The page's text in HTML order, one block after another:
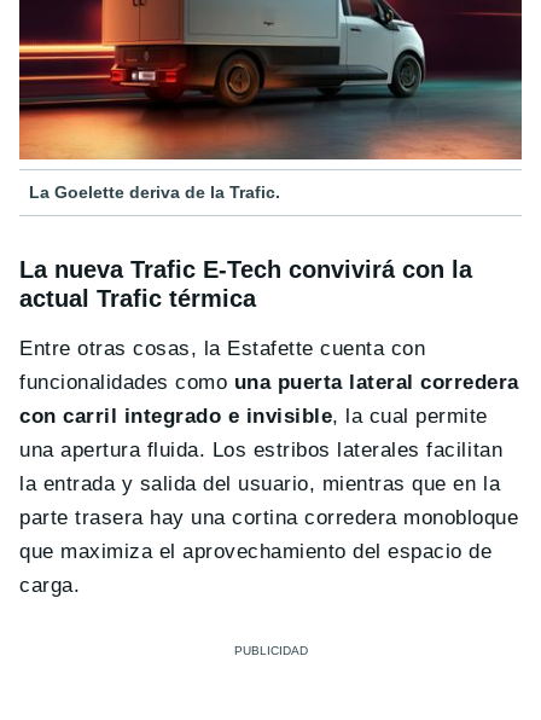
La Goelette deriva de la Trafic.
La nueva Trafic E-Tech convivirá con la
actual Trafic térmica
Entre otras cosas, la Estafette cuenta con
funcionalidades como una puerta lateral corredera
con carril integrado e invisible, la cual permite
una apertura fluida. Los estribos laterales facilitan
la entrada y salida del usuario, mientras que en la
parte trasera hay una cortina corredera monobloque
que maximiza el aprovechamiento del espacio de
carga.